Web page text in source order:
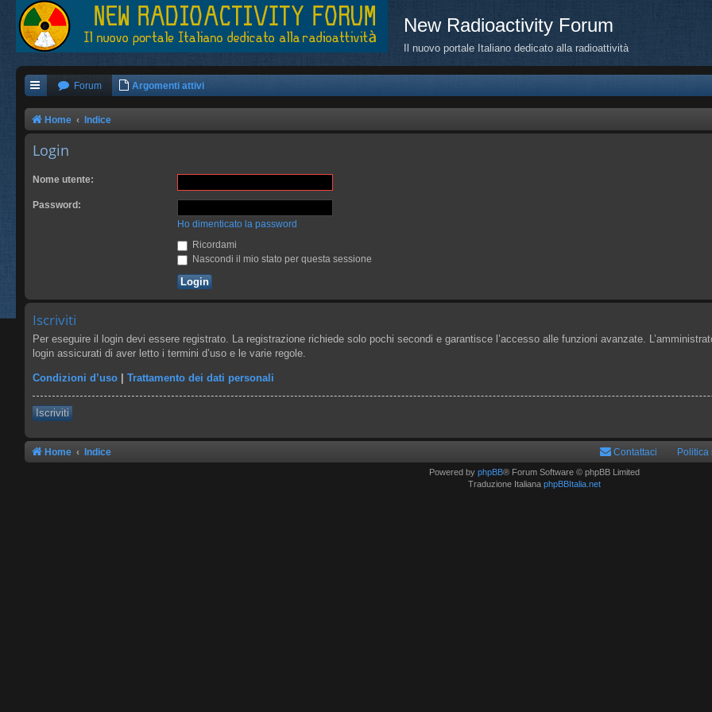
New Radioactivity Forum
Il nuovo portale Italiano dedicato alla radioattività
Forum Argomenti attivi
Home Indice
Login
Nome utente:
Password:
Ho dimenticato la password
Ricordami
Nascondi il mio stato per questa sessione
Iscriviti
Per eseguire il login devi essere registrato. La registrazione richiede solo pochi secondi e garantisce l’accesso alle funzioni avanzate.
login assicurati di aver letto i termini d’uso e le varie regole.
Condizioni d’uso Trattamento dei dati personali
Iscriviti
Home Indice Politica
Contattaci
Powered by phpBB® Forum Software © phpBB Limited
Traduzione Italiana phpBBItalia.net